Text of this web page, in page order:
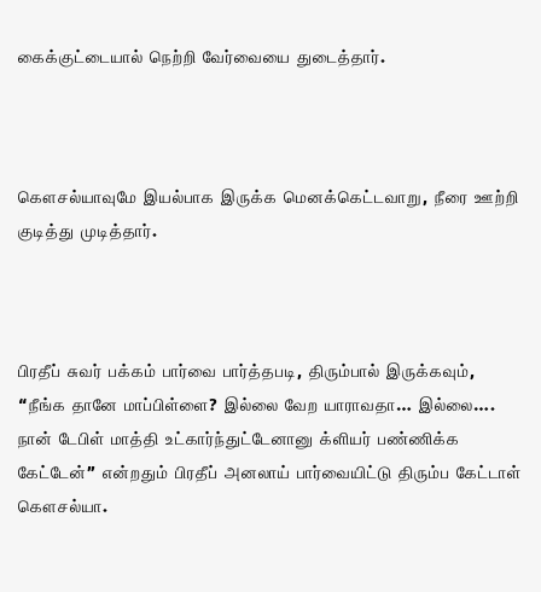
கைக்குட்டையால் நெற்றி வேர்வையை துடைத்தார்.
கௌசல்யாவுமே இயல்பாக இருக்க மெனக்கெட்டவாறு, நீரை ஊற்றி
குடித்து முடித்தார்.
பிரதீப் சுவர் பக்கம் பார்வை பார்த்தபடி, திரும்பால் இருக்கவும்,
“நீங்க தானே மாப்பிள்ளை? இல்லை வேற யாராவதா… இல்லை….
நான் டேபிள் மாத்தி உட்கார்ந்துட்டேனானு க்ளியர் பண்ணிக்க
கேட்டேன்” என்றதும் பிரதீப் அனலாய் பார்வையிட்டு திரும்ப கேட்டாள்
கௌசல்யா.